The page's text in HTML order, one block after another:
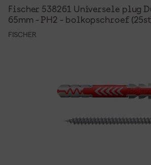
Fischer 538261 Universele plug
65mm - PH2 - bolkopschroef
FISCHER